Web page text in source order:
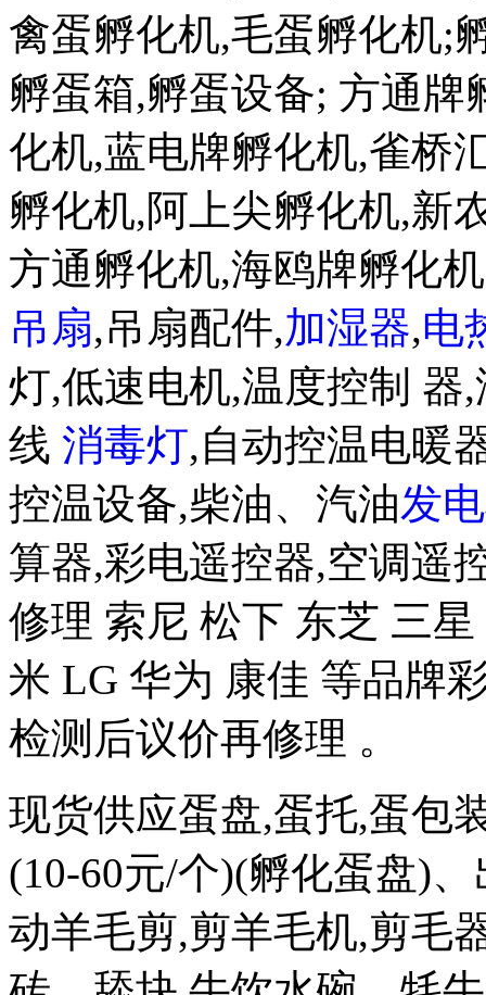
禽蛋孵化机,毛蛋孵化机;
孵蛋箱,孵蛋设备; 方通
化机,蓝电牌孵化机,雀桥
孵化机,阿上尖孵化机,新
方通孵化机,海鸥牌孵化
吊扇,吊扇配件,加湿器,电
灯,低速电机,温度控制 器
线 消毒灯,自动控温电暖
控温设备,柴油、汽油发
算器,彩电遥控器,空调遥
修理 索尼 松下 东芝 三
米 LG 华为 康佳 等品牌
检测后议价再修理 。
现货供应蛋盘,蛋托,蛋包
(10-60元/个)(孵化蛋盘)
动羊毛剪,剪羊毛机,剪毛